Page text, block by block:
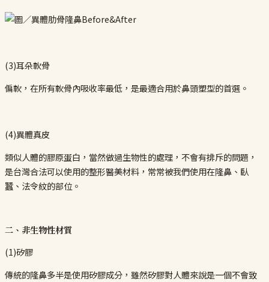
(3)耳朵軟骨
偏軟，在所有軟骨內吸收率最低，是最適合用於鼻頭塑型的首選。
(4)異體真皮
類似人體的膠原蛋白，當然做過生物性的處理，不會有排斥的問題，
是台灣合法可以使用的整形醫美材料，常常被我們使用在隆鼻、臥
蠶、法令紋的部位。
二、非生物性材質
(1)矽膠
傳統的隆鼻多半是使用矽膠成分，雖然矽膠對人體來說是一個不會致